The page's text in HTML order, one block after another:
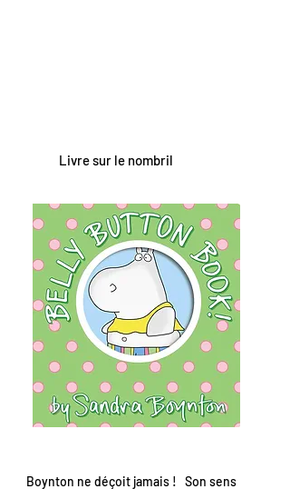
Livre sur le nombril
Boynton ne déçoit jamais ! Son sens